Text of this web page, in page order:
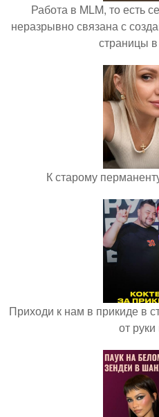
Работа в MLM, то есть
неразрывно связана с
страницы в
К старому
Приходи к нам в прикиде в
от